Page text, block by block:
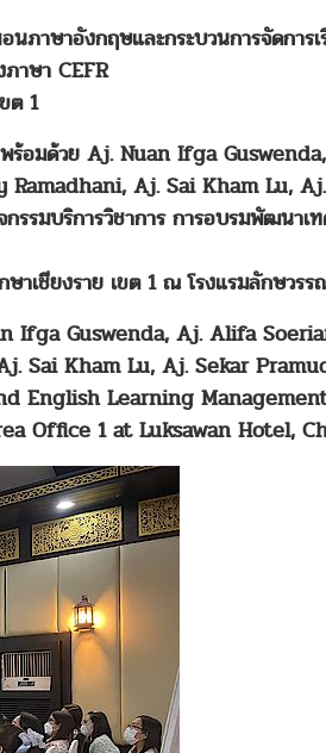
ภาษาอังกฤษและกระบวนการจัดการ
าษา CEFR
ต 1
ร้อมด้วย Aj. Nuan Ifga
Aj. Sai Kham Lu,
รมบริการวิชาการ การอบรมพัฒนา
าเชียงราย เขต 1 ณ โรงแรมลักษวร
Ifga Guswenda, Aj. Alifa
Sai Kham Lu, Aj. Sekar
English Learning
Office 1 at Luksawan Hotel,